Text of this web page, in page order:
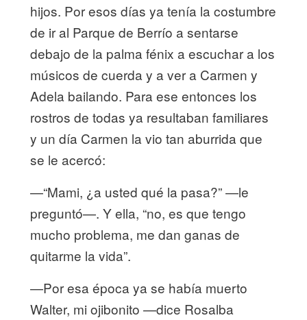
hijos. Por esos días ya tenía la costumbre
de ir al Parque de Berrío a sentarse
debajo de la palma fénix a escuchar a los
músicos de cuerda y a ver a Carmen y
Adela bailando. Para ese entonces los
rostros de todas ya resultaban familiares
y un día Carmen la vio tan aburrida que
se le acercó:
—“Mami, ¿a usted qué la pasa?” —le
preguntó—. Y ella, “no, es que tengo
mucho problema, me dan ganas de
quitarme la vida”.
—Por esa época ya se había muerto
Walter, mi ojibonito —dice Rosalba